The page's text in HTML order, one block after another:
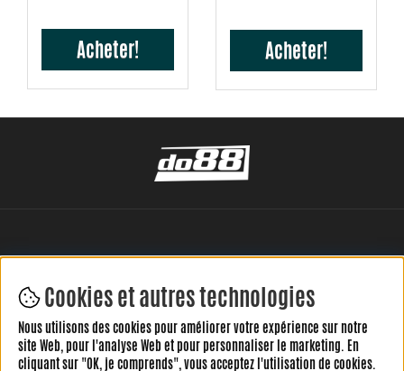
Acheter! Acheter!
LAISSEZ VOTRE AVIS ICI
Cookies et autres technologies
Nous utilisons des cookies pour améliorer votre expérience sur notre
site Web, pour l'analyse Web et pour personnaliser le marketing. En
cliquant sur "OK, je comprends", vous acceptez l'utilisation de cookies.